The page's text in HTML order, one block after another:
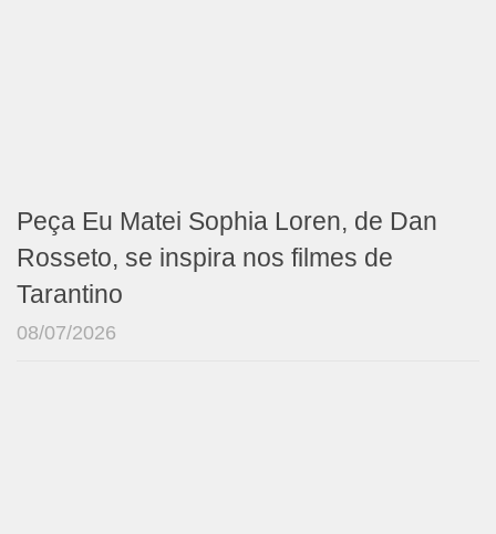
Peça Eu Matei Sophia Loren, de Dan
Rosseto, se inspira nos filmes de
Tarantino
08/07/2026